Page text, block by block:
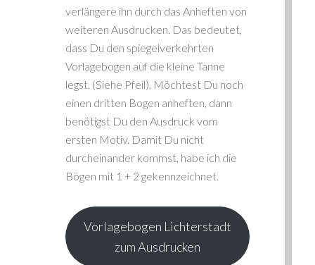
verlängere ihn durch das Anheften von
weiteren Ausdrucken. Das bedeutet,
dass Du den spiegelverkehrten
Vorlagebogen auf die kleine Tanne
legst. (Siehe Pfeil). Möchtest Du noch
einen dritten Bogen anheften, dann
benötigst Du den Ausdruck vom
ersten Motiv. Damit Du nicht
durcheinander kommst, habe ich die
Bögen mit 1 + 2 gekennzeichnet.
Vorlagebogen Lichterstadt
zum Ausdrucken